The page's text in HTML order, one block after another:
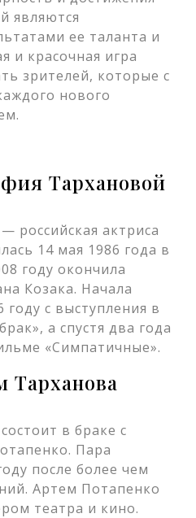
являются
ее таланта и
и красочная игра
зрителей, которые с
нового
Тархановой
российская актриса
14 мая 1986 года в
году окончила
Козака. Начала
с выступления в
а спустя два года
«Симпатичные».
Тарханова
в браке с
Пара
после более чем
Артем Потапенко
театра и кино.